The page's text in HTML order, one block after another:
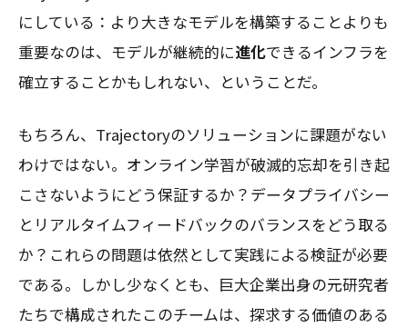
にしている：より大きなモデルを構築することよりも
重要なのは、モデルが継続的に進化できるインフラを
確立することかもしれない、ということだ。
もちろん、Trajectoryのソリューションに課題がない
わけではない。オンライン学習が破滅的忘却を引き起
こさないようにどう保証するか？データプライバシー
とリアルタイムフィードバックのバランスをどう取る
か？これらの問題は依然として実践による検証が必要
である。しかし少なくとも、巨大企業出身の元研究者
たちで構成されたこのチームは、探求する価値のある